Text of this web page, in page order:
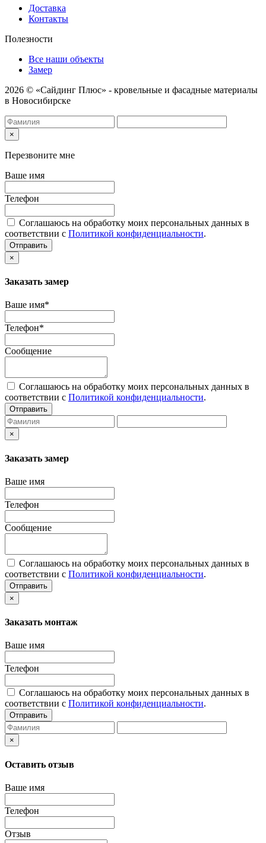
Доставка
Контакты
Полезности
Все наши объекты
Замер
2026 © «Сайдинг Плюс» - кровельные и фасадные материалы
в Новосибирске
×
Перезвоните мне
Ваше имя
Телефон
Соглашаюсь на обработку моих персональных данных в
соответствии с Политикой конфиденциальности.
Отправить
×
Заказать замер
Ваше имя*
Телефон*
Сообщение
Соглашаюсь на обработку моих персональных данных в
соответствии с Политикой конфиденциальности.
Отправить
×
Заказать замер
Ваше имя
Телефон
Сообщение
Соглашаюсь на обработку моих персональных данных в
соответствии с Политикой конфиденциальности.
Отправить
×
Заказать монтаж
Ваше имя
Телефон
Соглашаюсь на обработку моих персональных данных в
соответствии с Политикой конфиденциальности.
Отправить
×
Оставить отзыв
Ваше имя
Телефон
Отзыв